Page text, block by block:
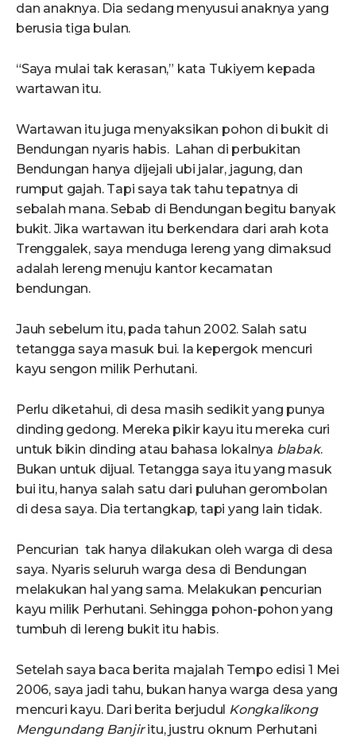
dan anaknya. Dia sedang menyusui anaknya yang
berusia tiga bulan.
“Saya mulai tak kerasan,” kata Tukiyem kepada
wartawan itu.
Wartawan itu juga menyaksikan pohon di bukit di
Bendungan nyaris habis. Lahan di perbukitan
Bendungan hanya dijejali ubi jalar, jagung, dan
rumput gajah. Tapi saya tak tahu tepatnya di
sebalah mana. Sebab di Bendungan begitu banyak
bukit. Jika wartawan itu berkendara dari arah kota
Trenggalek, saya menduga lereng yang dimaksud
adalah lereng menuju kantor kecamatan
bendungan.
Jauh sebelum itu, pada tahun 2002. Salah satu
tetangga saya masuk bui. Ia kepergok mencuri
kayu sengon milik Perhutani.
Perlu diketahui, di desa masih sedikit yang punya
dinding gedong. Mereka pikir kayu itu mereka curi
untuk bikin dinding atau bahasa lokalnya blabak.
Bukan untuk dijual. Tetangga saya itu yang masuk
bui itu, hanya salah satu dari puluhan gerombolan
di desa saya. Dia tertangkap, tapi yang lain tidak.
Pencurian tak hanya dilakukan oleh warga di desa
saya. Nyaris seluruh warga desa di Bendungan
melakukan hal yang sama. Melakukan pencurian
kayu milik Perhutani. Sehingga pohon-pohon yang
tumbuh di lereng bukit itu habis.
Setelah saya baca berita majalah Tempo edisi 1 Mei
2006, saya jadi tahu, bukan hanya warga desa yang
mencuri kayu. Dari berita berjudul Kongkalikong
Mengundang Banjiritu, justru oknum Perhutani